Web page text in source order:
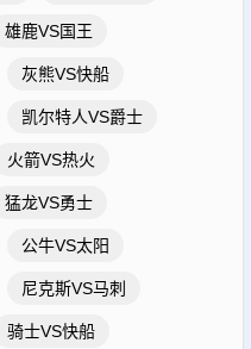
雄鹿VS国王
灰熊VS快船
凯尔特人VS爵士
火箭VS热火
猛龙VS勇士
公牛VS太阳
尼克斯VS马刺
骑士VS快船